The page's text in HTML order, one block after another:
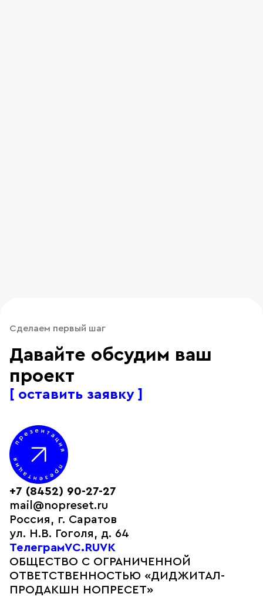
Сделаем первый шаг
Давайте обсудим ваш
проект
[ оставить заявку ]
+7 (8452) 90-27-27
mail@nopreset.ru
Россия, г. Саратов
ул. Н.В. Гоголя, д. 64
ТелеграмVC.RUVK
ОБЩЕСТВО С ОГРАНИЧЕННОЙ
ОТВЕТСТВЕННОСТЬЮ «ДИДЖИТАЛ-
ПРОДАКШН НОПРЕСЕТ»